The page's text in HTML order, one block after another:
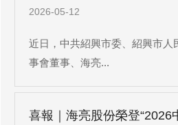
2026-05-12
近日，中共紹興市委、紹興市人
事會董事、海亮...
喜報｜海亮股份榮登“2026